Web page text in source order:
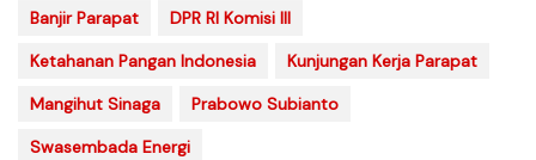
Banjir Parapat
DPR RI Komisi III
Ketahanan Pangan Indonesia
Kunjungan Kerja Parapat
Mangihut Sinaga
Prabowo Subianto
Swasembada Energi